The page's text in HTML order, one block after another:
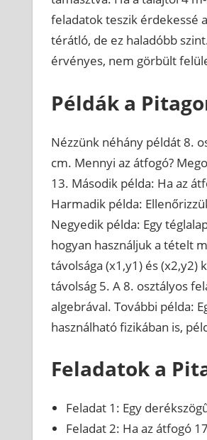
feladatok teszik érdekessé
térátló, de ez haladóbb
érvényes, nem görbült
Példák a
Nézzünk néhány példát 8.
cm. Mennyi az átfogó?
13. Második példa: Ha az
Harmadik példa:
Negyedik példa: Egy
hogyan használjuk a tételt
távolsága (x1,y1) és (x2,y2)
távolság 5. A 8. osztályos
algebrával. További példa:
használható fizikában is,
Feladatok a
Feladat 1: Egy
Feladat 2: Ha az átfogó